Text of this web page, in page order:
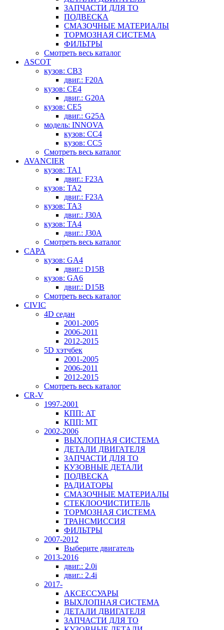
ЗАПЧАСТИ ДЛЯ ТО
ПОДВЕСКА
СМАЗОЧНЫЕ МАТЕРИАЛЫ
ТОРМОЗНАЯ СИСТЕМА
ФИЛЬТРЫ
Смотреть весь каталог
ASCOT
кузов: CB3
двиг.: F20A
кузов: CE4
двиг.: G20A
кузов: CE5
двиг.: G25A
модель: INNOVA
кузов: CC4
кузов: CC5
Смотреть весь каталог
AVANCIER
кузов: TA1
двиг.: F23A
кузов: TA2
двиг.: F23A
кузов: TA3
двиг.: J30A
кузов: TA4
двиг.: J30A
Смотреть весь каталог
CAPA
кузов: GA4
двиг.: D15B
кузов: GA6
двиг.: D15B
Смотреть весь каталог
CIVIC
4D седан
2001-2005
2006-2011
2012-2015
5D хэтчбек
2001-2005
2006-2011
2012-2015
Смотреть весь каталог
CR-V
1997-2001
КПП: AT
КПП: MT
2002-2006
ВЫХЛОПНАЯ СИСТЕМА
ДЕТАЛИ ДВИГАТЕЛЯ
ЗАПЧАСТИ ДЛЯ ТО
КУЗОВНЫЕ ДЕТАЛИ
ПОДВЕСКА
РАДИАТОРЫ
СМАЗОЧНЫЕ МАТЕРИАЛЫ
СТЕКЛООЧИСТИТЕЛЬ
ТОРМОЗНАЯ СИСТЕМА
ТРАНСМИССИЯ
ФИЛЬТРЫ
2007-2012
Выберите двигатель
2013-2016
двиг.: 2.0i
двиг.: 2.4i
2017-
АКСЕССУАРЫ
ВЫХЛОПНАЯ СИСТЕМА
ДЕТАЛИ ДВИГАТЕЛЯ
ЗАПЧАСТИ ДЛЯ ТО